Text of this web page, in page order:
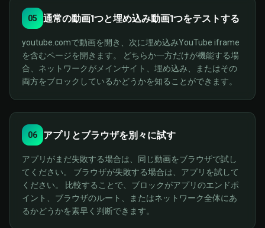
05 通常の動画1つと埋め込み動画1つをテストする
youtube.comで動画を開き、次に埋め込みYouTube iframe
を含むページを開きます。 どちらか一方だけが機能する場
合、ネットワークがメインサイト、埋め込み、またはその
両方をブロックしているかどうかを知ることができます。
06 アプリとブラウザを別々に試す
アプリがまだ失敗する場合は、同じ動画をブラウザで試し
てください。 ブラウザが失敗する場合は、アプリを試して
ください。 比較することで、ブロックがアプリのエンドポ
イント、ブラウザのルート、またはネットワーク全体にあ
るかどうかを素早く判断できます。